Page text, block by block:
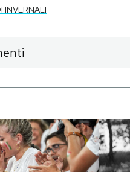
INVERNALI